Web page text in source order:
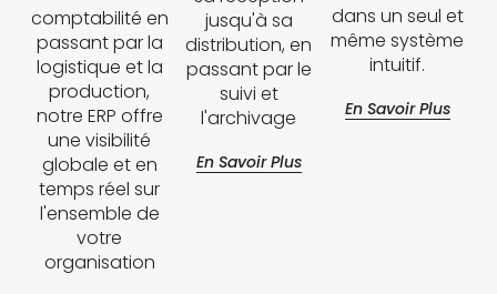
comptabilité en
passant par la
logistique et la
production,
notre ERP offre
une visibilité
globale et en
temps réel sur
l'ensemble de
votre
organisation
jusqu'à sa
distribution, en
passant par le
suivi et
l'archivage
En Savoir Plus
dans un seul et
même système
intuitif.
En Savoir Plus